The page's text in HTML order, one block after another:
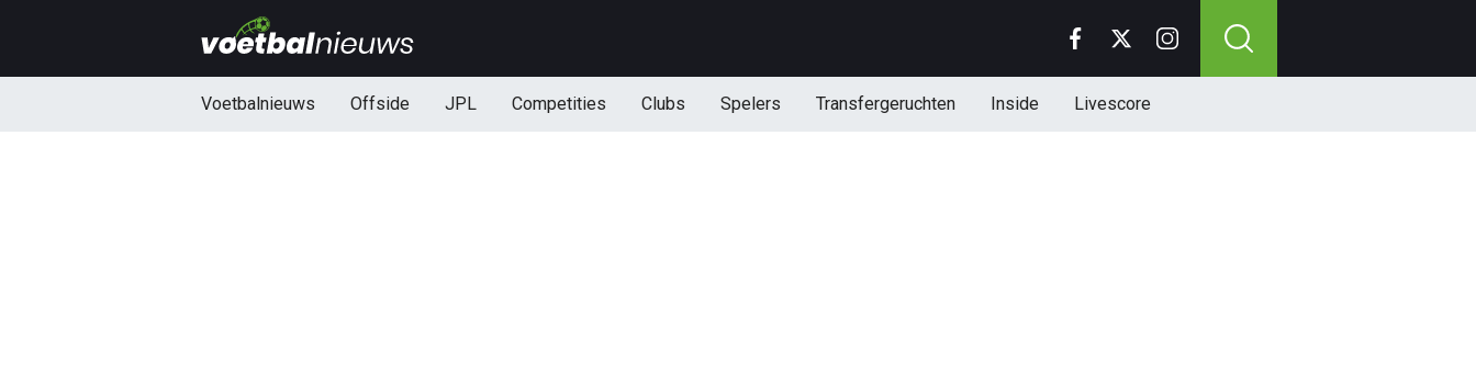
Voetbalnieuws Offside JPL Competities Clubs Spelers Transfergeruchten Inside Livescore